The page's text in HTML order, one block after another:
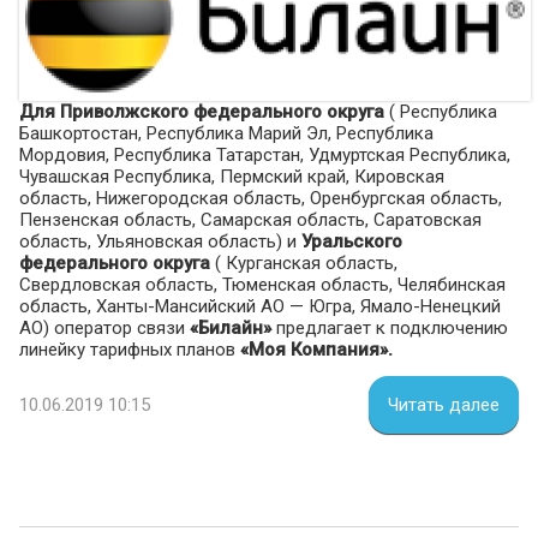
Для Приволжского федерального округа ( Республика
Башкортостан, Республика Марий Эл, Республика
Мордовия, Республика Татарстан, Удмуртская Республика,
Чувашская Республика, Пермский край, Кировская
область, Нижегородская область, Оренбургская область,
Пензенская область, Самарская область, Саратовская
область, Ульяновская область) и Уральского
федерального округа ( Курганская область,
Свердловская область, Тюменская область, Челябинская
область, Ханты-Мансийский АО — Югра, Ямало-Ненецкий
АО) оператор связи «Билайн»предлагает к подключению
линейку тарифных планов «Моя Компания».
10.06.2019 10:15 Читать далее